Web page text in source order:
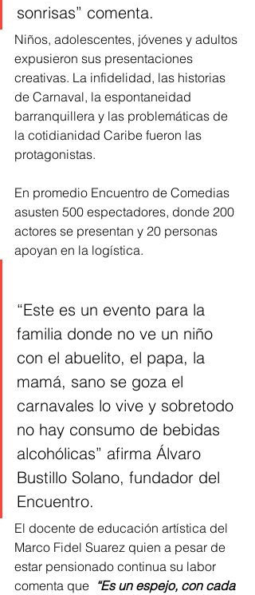
sonrisas” comenta.
Niños, adolescentes, jóvenes y adultos
expusieron sus presentaciones
creativas. La infidelidad, las historias
de Carnaval, la espontaneidad
barranquillera y las problemáticas de
la cotidianidad Caribe fueron las
protagonistas.
En promedio Encuentro de Comedias
asusten 500 espectadores, donde 200
actores se presentan y 20 personas
apoyan en la logística.
“Este es un evento para la
familia donde no ve un niño
con el abuelito, el papa, la
mamá, sano se goza el
carnavales lo vive y sobretodo
no hay consumo de bebidas
alcohólicas” afirma Álvaro
Bustillo Solano, fundador del
Encuentro.
El docente de educación artística del
Marco Fidel Suarez quien a pesar de
estar pensionado continua su labor
comenta que “Es un espejo, con cada